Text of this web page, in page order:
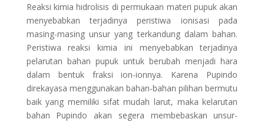
Reaksi kimia hidrolisis di permukaan materi pupuk akan
menyebabkan terjadinya peristiwa ionisasi pada
masing-masing unsur yang terkandung dalam bahan.
Peristiwa reaksi kimia ini menyebabkan terjadinya
pelarutan bahan pupuk untuk berubah menjadi hara
dalam bentuk fraksi ion-ionnya. Karena Pupindo
direkayasa menggunakan bahan-bahan pilihan bermutu
baik yang memiliki sifat mudah larut, maka kelarutan
bahan Pupindo akan segera membebaskan unsur-